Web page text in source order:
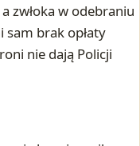
zwłoka w odebraniu
sam brak opłaty
nie dają Policji